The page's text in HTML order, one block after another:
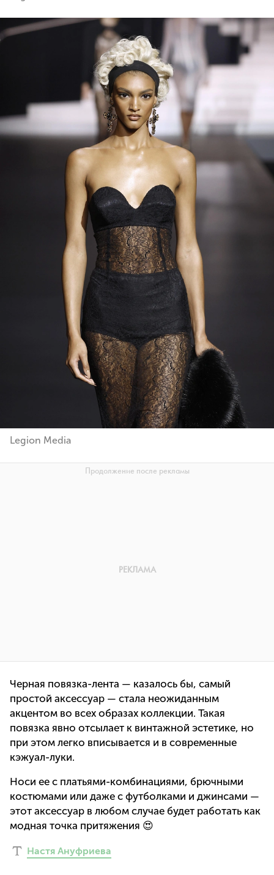
Legion Media
Черная повязка-лента — казалось бы, самый
простой аксессуар — стала неожиданным
акцентом во всех образах коллекции. Такая
повязка явно отсылает к винтажной эстетике, но
при этом легко вписывается и в современные
кэжуал-луки.
Носи ее с платьями-комбинациями, брючными
костюмами или даже с футболками и джинсами —
этот аксессуар в любом случае будет работать как
модная точка притяжения 😍
Настя Ануфриева